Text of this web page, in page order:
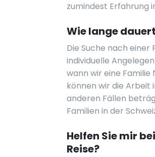
zumindest Erfahrung
Wie lange
Die Suche nach einer
individuelle
wann wir eine Familie
können wir die Arbeit
anderen Fällen
Familien in der
Helfen Sie mir
Reise?